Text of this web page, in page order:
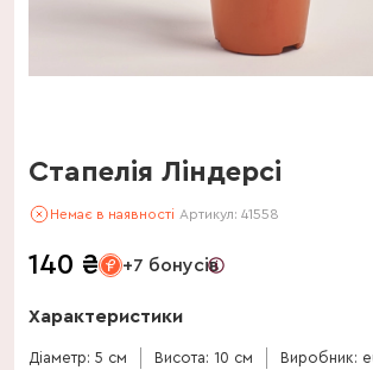
Стапелія Ліндерсі
Немає в наявності Артикул: 41558
140 ₴ +7 бонусів
Характеристики
Діаметр: 5 см Висота: 10 см
Виробник: